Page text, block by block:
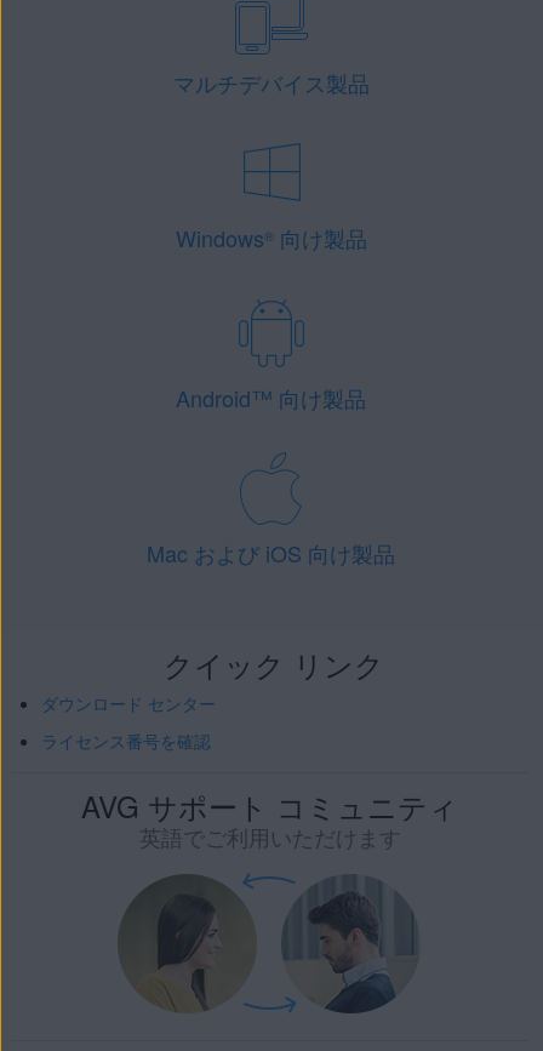
マルチデバイス製品
Windows®向け製品
Android™ 向け製品
Mac および iOS 向け製品
クイック リンク
ダウンロード センター
ライセンス番号を確認
AVG サポート コミュニティ
英語でご利用いただけます